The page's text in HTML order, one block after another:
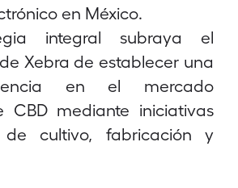
en México.
integral subraya el
Xebra de establecer una
en el mercado
CBD mediante iniciativas
de cultivo, fabricación y